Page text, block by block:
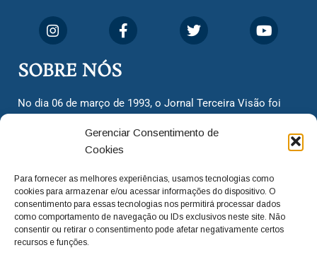
Gerenciar Consentimento de
Cookies
Para fornecer as melhores experiências, usamos tecnologias como
cookies para armazenar e/ou acessar informações do dispositivo. O
consentimento para essas tecnologias nos permitirá processar dados
como comportamento de navegação ou IDs exclusivos neste site. Não
consentir ou retirar o consentimento pode afetar negativamente certos
recursos e funções.
SOBRE NÓS
No dia 06 de março de 1993, o Jornal Terceira Visão foi
cidadãos valinhenses, já que naquela época só existiam
dois jornais. Há mais de 30 anos, o jornal continua
com o foco de trazer as melhores notícias. Nunca
deixamos de lado as necessidades do cidadão, sempre
questionando os órgãos públicos em busca de melhorias
para a cidade e sempre cobrando resoluções para casos